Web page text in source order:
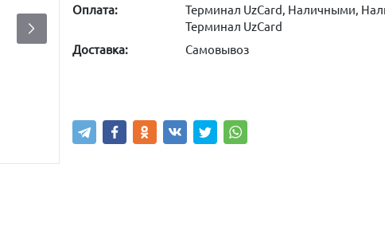
Оплата:
Терминал UzCard, Наличными,
Терминал UzCard
Доставка:
Самовывоз